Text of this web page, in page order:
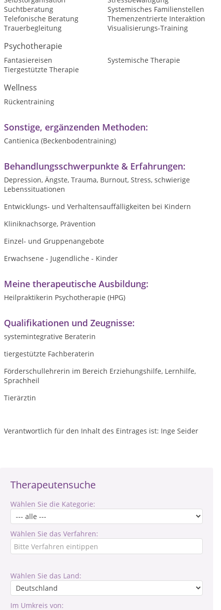
Therapeutensuche
Wählen Sie die Kategorie:
Wählen Sie das Verfahren:
Wählen Sie das Land:
Im Umkreis von:
Suchtberatung
Systemisches Familienstellen
Telefonische Beratung
Themenzentrierte Interaktion
Trauerbegleitung
Visualisierungs-Training
Psychotherapie
Fantasiereisen
Systemische Therapie
Tiergestützte Therapie
Wellness
Rückentraining
Sonstige, ergänzenden Methoden:
Cantienica (Beckenbodentraining)
Behandlungsschwerpunkte & Erfahrungen:
Depression, Ängste, Trauma, Burnout, Stress, schwierige
Lebenssituationen
Entwicklungs- und Verhaltensauffälligkeiten bei Kindern
Kliniknachsorge, Prävention
Einzel- und Gruppenangebote
Erwachsene - Jugendliche - Kinder
Meine therapeutische Ausbildung:
Heilpraktikerin Psychotherapie (HPG)
Qualifikationen und Zeugnisse:
systemintegrative Beraterin
tiergestützte Fachberaterin
Förderschullehrerin im Bereich Erziehungshilfe, Lernhilfe,
Sprachheil
Tierärztin
Verantwortlich für den Inhalt des Eintrages ist: Inge Seider